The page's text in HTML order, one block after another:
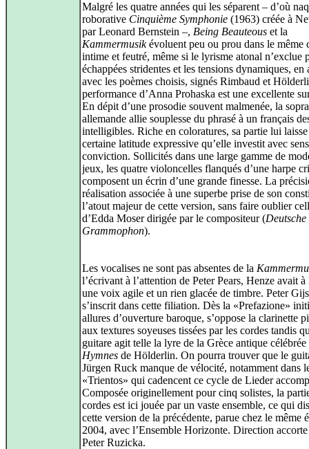
Malgré les quatre années qui les séparent – d’où
roborative Cinquième Symphonie (1963) créée à
par Leonard Bernstein –, Being Beauteous et la
Kammermusikévoluent peu ou prou dans le même
intime et feutré, même si le lyrisme atonal n’exclue
échappées stridentes et les tensions dynamiques, en
avec les poèmes choisis, signés Rimbaud et
performance d’Anna Prohaska est une excellente
En dépit d’une prosodie souvent malmenée, la
allemande allie souplesse du phrasé à un français
intelligibles. Riche en coloratures, sa partie lui
certaine latitude expressive qu’elle investit avec
conviction. Sollicités dans une large gamme de
jeux, les quatre violoncelles flanqués d’une harpe
composent un écrin d’une grande finesse. La
réalisation associée à une superbe prise de son
l’atout majeur de cette version, sans faire oublier
d’Edda Moser dirigée par le compositeur (Deutsche
Grammophon).
Les vocalises ne sont pas absentes de la
l’écrivant à l’attention de Peter Pears, Henze avait à
une voix agile et un rien glacée de timbre. Peter
s’inscrit dans cette filiation. Dès la «Prefazione»
allures d’ouverture baroque, s’oppose la clarinette
aux textures soyeuses tissées par les cordes tandis
guitare agit telle la lyre de la Grèce antique célébrée
Hymnes de Hölderlin. On pourra trouver que le
Jürgen Ruck manque de vélocité, notamment dans
«Trientos» qui cadencent ce cycle de Lieder
Composée originellement pour cinq solistes, la
cordes est ici jouée par un vaste ensemble, ce qui
cette version de la précédente, parue chez le même
2004, avec l’Ensemble Horizonte. Direction
Peter Ruzicka.